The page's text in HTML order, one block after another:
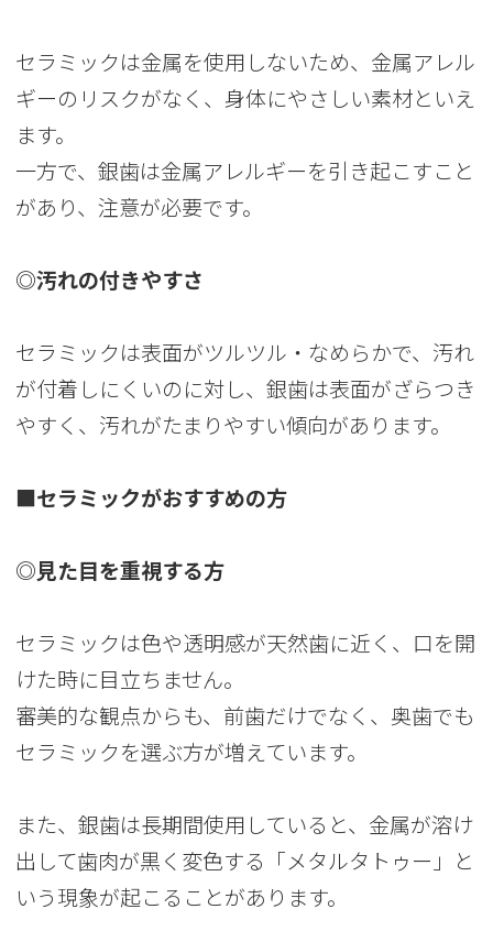
セラミックは金属を使用しないため、金属アレル
ギーのリスクがなく、身体にやさしい素材といえ
ます。
一方で、銀歯は金属アレルギーを引き起こすこと
があり、注意が必要です。
◎汚れの付きやすさ
セラミックは表面がツルツル・なめらかで、汚れ
が付着しにくいのに対し、銀歯は表面がざらつき
やすく、汚れがたまりやすい傾向があります。
■セラミックがおすすめの方
◎見た目を重視する方
セラミックは色や透明感が天然歯に近く、口を開
けた時に目立ちません。
審美的な観点からも、前歯だけでなく、奥歯でも
セラミックを選ぶ方が増えています。
また、銀歯は長期間使用していると、金属が溶け
出して歯肉が黒く変色する「メタルタトゥー」と
いう現象が起こることがあります。